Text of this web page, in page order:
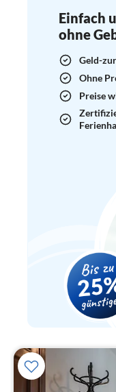
Einfach
ohne
Geld-
Ohne
Preise